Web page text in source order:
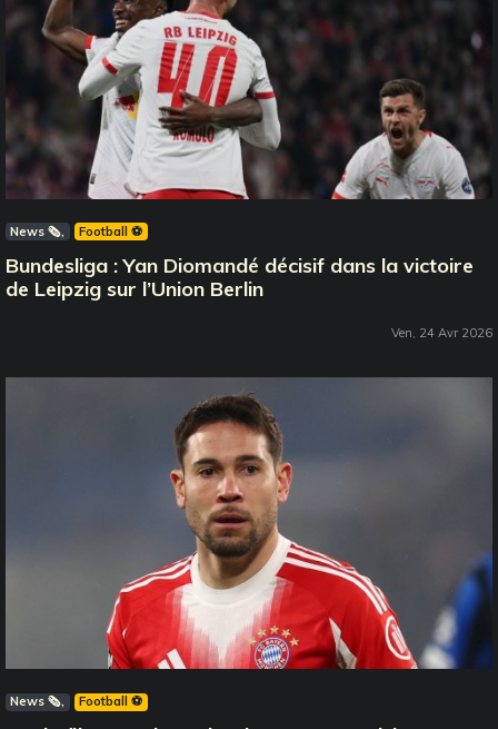
News 🗞️ Football ⚽️
Bundesliga : Yan Diomandé décisif dans la victoire
de Leipzig sur l’Union Berlin
Ven, 24 Avr 2026
News 🗞️ Football ⚽️